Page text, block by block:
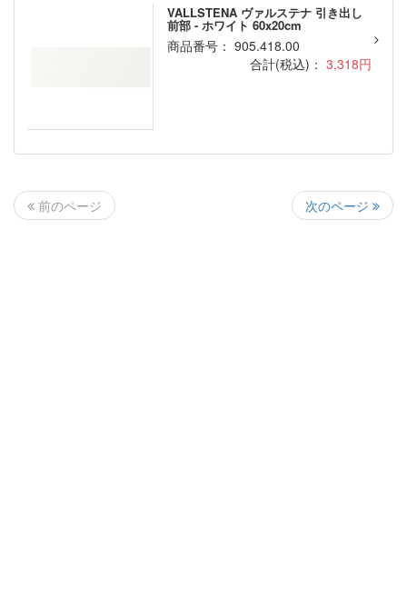
VALLSTENA ヴァルステナ 引き出し
前部 - ホワイト 60x20cm
商品番号： 905.418.00
合計(税込)： 3,318円
前のページ 次のページ